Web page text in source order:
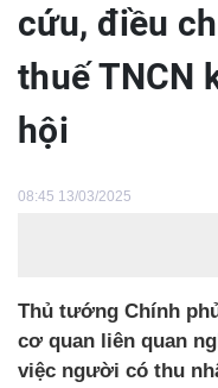
cứu, điều
thuế TNCN
hội
08:45 13/03/2025
Thủ tướng Chính
cơ quan liên quan
việc người có thu